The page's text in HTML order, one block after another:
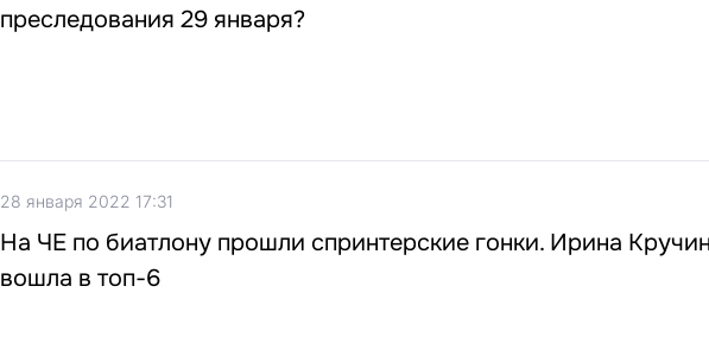
преследования 29 января?
28 января 2022 17:31
На ЧЕ по биатлону прошли спринтерские гонки. Ирина
вошла в топ-6